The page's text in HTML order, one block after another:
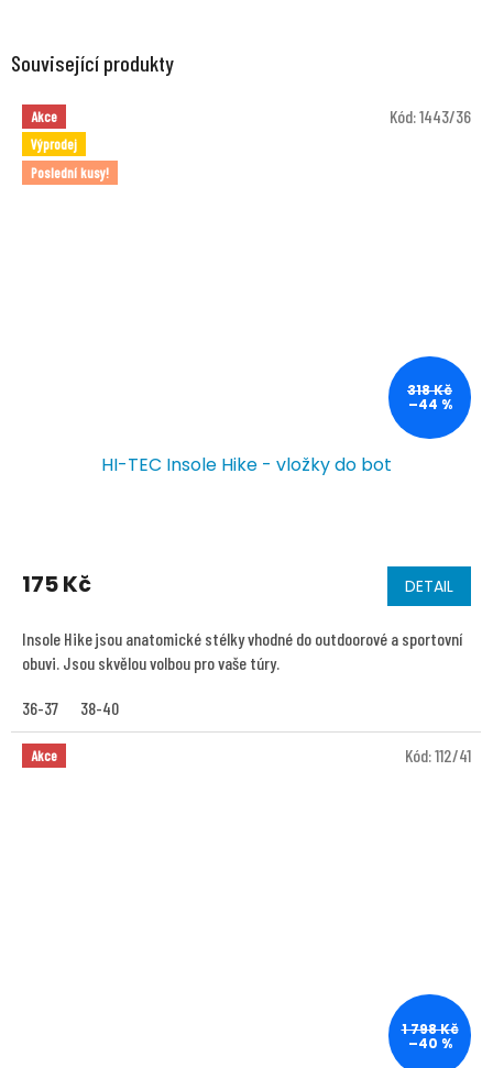
Související produkty
Akce
Výprodej
Poslední kusy!
318 Kč
–44 %
HI-TEC Insole Hike - vložky do bot
175 Kč DETAIL
Insole Hike jsou anatomické stélky vhodné do outdoorové a sportovní
obuvi. Jsou skvělou volbou pro vaše túry.
36-37 38-40
Kód:1443/36
Akce
1 798 Kč
–40 %
Kód:112/41